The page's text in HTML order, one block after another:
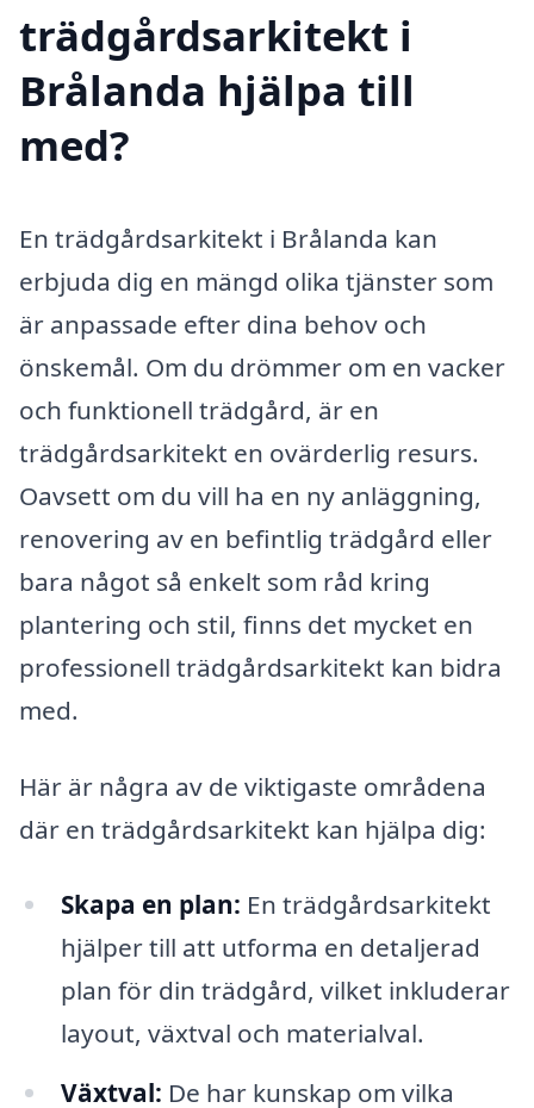
trädgårdsarkitekt i
Brålanda hjälpa till
med?
En trädgårdsarkitekt i Brålanda kan
erbjuda dig en mängd olika tjänster som
är anpassade efter dina behov och
önskemål. Om du drömmer om en vacker
och funktionell trädgård, är en
trädgårdsarkitekt en ovärderlig resurs.
Oavsett om du vill ha en ny anläggning,
renovering av en befintlig trädgård eller
bara något så enkelt som råd kring
plantering och stil, finns det mycket en
professionell trädgårdsarkitekt kan bidra
med.
Här är några av de viktigaste områdena
där en trädgårdsarkitekt kan hjälpa dig:
Skapa en plan: En trädgårdsarkitekt
hjälper till att utforma en detaljerad
plan för din trädgård, vilket inkluderar
layout, växtval och materialval.
Växtval: De har kunskap om vilka